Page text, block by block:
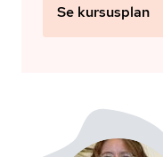
Se kursusplan